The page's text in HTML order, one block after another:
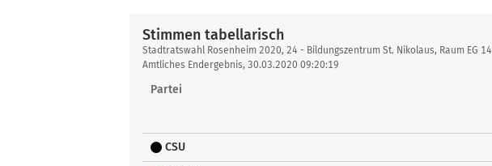
Stimmen tabellarisch
Stimmen
tabellarisch
Stadtratswahl Rosenheim 2020, 24 - Bildungszentrum St. Nikolaus, Raum EG 14
Amtliches Endergebnis, 30.03.2020 09:20:19
Partei
CSU